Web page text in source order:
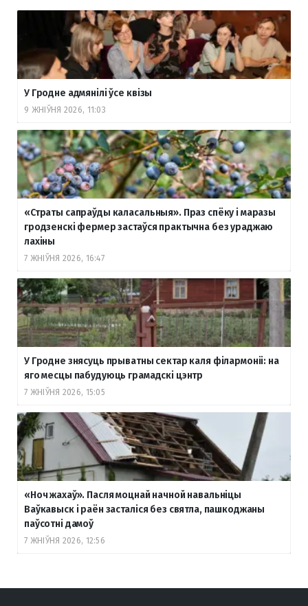
У Гродне адмянілі ўсе квізы
9 ЖНІЎНЯ 2026, 11:03
«Страты сапраўды каласальныя». Праз спёку і маразы
гродзенскі фермер застаўся практычна без ураджаю
лахіны
7 ЖНІЎНЯ 2026, 16:47
У Гродне знясуць прыватны сектар каля філармоніі: на
яго месцы пабудуюць грамадскі цэнтр
7 ЖНІЎНЯ 2026, 15:05
«Ноч жахаў». Пасля моцнай начной навальніцы
Ваўкавыск і раён засталіся без святла, пашкоджаны
паўсотні дамоў
7 ЖНІЎНЯ 2026, 12:56